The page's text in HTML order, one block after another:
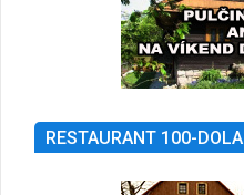
RESTAURANT 100-DOLA